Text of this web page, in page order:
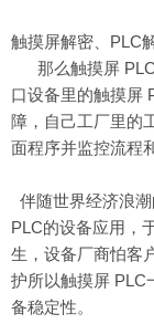
触摸屏解密、PLC
那么触摸屏 PLC
口设备里的触摸屏
障，自己工厂里的
面程序并监控流程
伴随世界经济浪
PLC的设备应用，
生，设备厂商怕客
护所以触摸屏 PLC
备稳定性。